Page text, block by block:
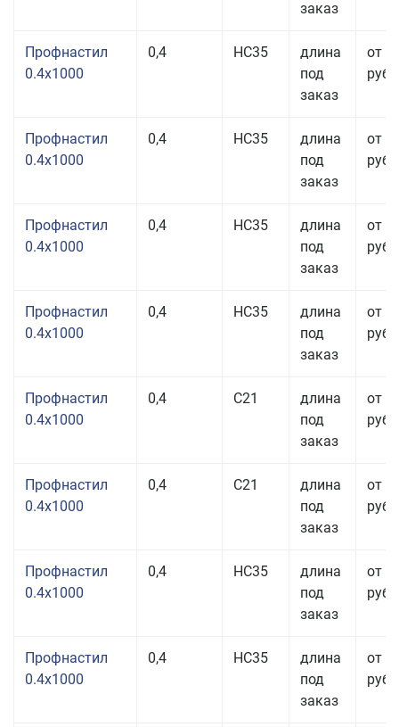
заказ
Профнастил
0.4x1000
0,4 НС35
длина
под
заказ
от
руб.
Профнастил
0.4x1000
0,4 НС35
длина
под
заказ
от
руб.
Профнастил
0.4x1000
0,4 НС35
длина
под
заказ
от
руб.
Профнастил
0.4x1000
0,4 НС35
длина
под
заказ
от
руб.
Профнастил
0.4x1000
0,4 С21
длина
под
заказ
от
руб.
Профнастил
0.4x1000
0,4 С21
длина
под
заказ
от
руб.
Профнастил
0.4x1000
0,4 НС35
длина
под
заказ
от
руб.
Профнастил
0.4x1000
0,4 НС35
длина
под
заказ
от
руб.